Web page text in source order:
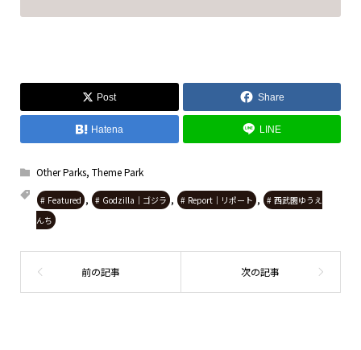
Post Share
Hatena LINE
Other Parks, Theme Park
Featured , Godzilla｜ゴジラ , Report｜リポート ,
西武園ゆうえ
んち